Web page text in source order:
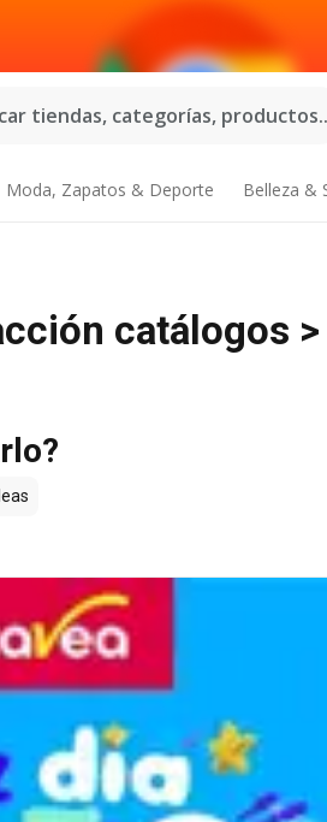
tiendas, categorías,
Moda, Zapatos & Deporte Belleza &
catálogos